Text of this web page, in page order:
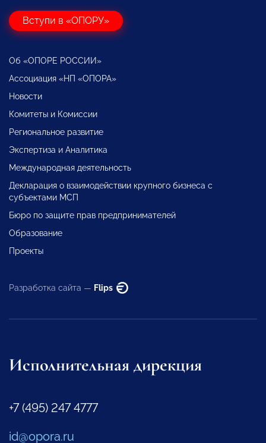
Вступи в «ОПОРУ»
Об «ОПОРЕ РОССИИ»
Ассоциация «НП «ОПОРА»
Новости
Комитеты и Комиссии
Региональное развитие
Экспертиза и Аналитика
Международная деятельность
Декларация о взаимодействии крупного бизнеса с
субъектами МСП
Бюро по защите прав предпринимателей
Образование
Проекты
Разработка сайта — Flips
Исполнительная дирекция
+7 (495) 247 4777
id@opora.ru